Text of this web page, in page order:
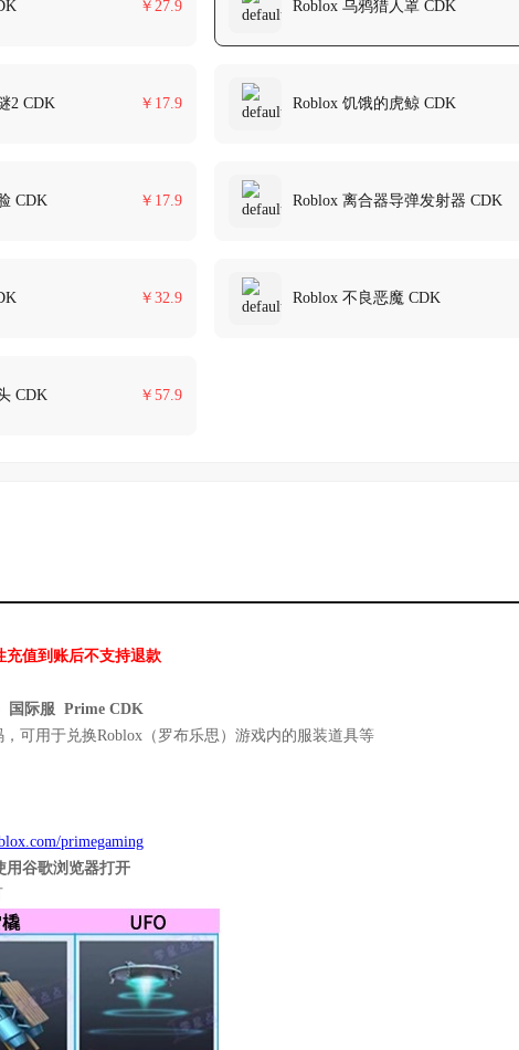
￥ 27.9 Roblox 乌鸦猎人罩 CDK
2 CDK ￥ 17.9 Roblox 饥饿的虎鲸 CDK
CDK ￥ 17.9 Roblox 离合器导弹发射器 CDK
￥ 32.9 Roblox 不良恶魔 CDK
CDK ￥ 57.9
充值到账后不支持退款
国际服 Prime CDK
可用于兑换Roblox（罗布乐思）游戏内的服装道具等
primegaming
用谷歌浏览器打开